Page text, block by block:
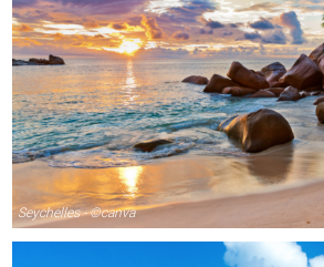
Seychelles - ©canva